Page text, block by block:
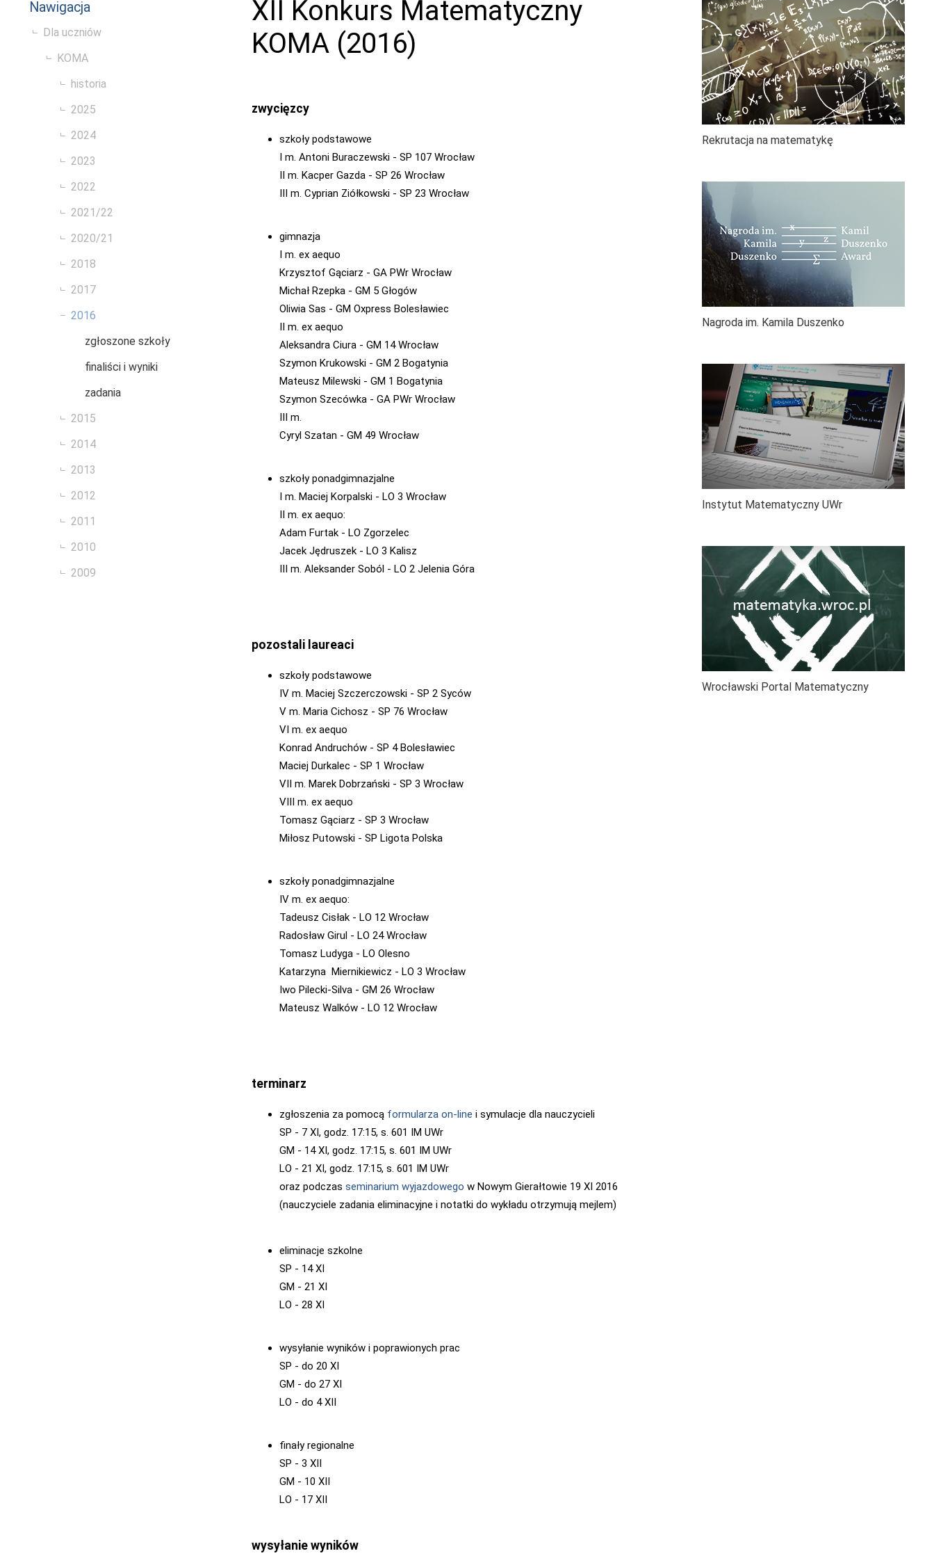
Nawigacja
Dla uczniów
KOMA
historia
2025
2024
2023
2022
2021/22
2020/21
2018
2017
2016
zgłoszone szkoły
finaliści i wyniki
zadania
2015
2014
2013
2012
2011
2010
2009
XII Konkurs Matematyczny
KOMA (2016)
zwycięzcy
szkoły podstawowe
I m. Antoni Buraczewski - SP 107 Wrocław
II m. Kacper Gazda - SP 26 Wrocław
III m. Cyprian Ziółkowski - SP 23 Wrocław
gimnazja
I m. ex aequo
Krzysztof Gąciarz - GA PWr Wrocław
Michał Rzepka - GM 5 Głogów
Oliwia Sas - GM Oxpress Bolesławiec
II m. ex aequo
Aleksandra Ciura - GM 14 Wrocław
Szymon Krukowski - GM 2 Bogatynia
Mateusz Milewski - GM 1 Bogatynia
Szymon Szecówka - GA PWr Wrocław
III m.
Cyryl Szatan - GM 49 Wrocław
szkoły ponadgimnazjalne
I m. Maciej Korpalski - LO 3 Wrocław
II m. ex aequo:
Adam Furtak - LO Zgorzelec
Jacek Jędruszek - LO 3 Kalisz
III m. Aleksander Soból - LO 2 Jelenia Góra
pozostali laureaci
szkoły podstawowe
IV m. Maciej Szczerczowski - SP 2 Syców
V m. Maria Cichosz - SP 76 Wrocław
VI m. ex aequo
Konrad Andruchów - SP 4 Bolesławiec
Maciej Durkalec - SP 1 Wrocław
VII m. Marek Dobrzański - SP 3 Wrocław
VIII m. ex aequo
Tomasz Gąciarz - SP 3 Wrocław
Miłosz Putowski - SP Ligota Polska
szkoły ponadgimnazjalne
IV m. ex aequo:
Tadeusz Cisłak - LO 12 Wrocław
Radosław Girul - LO 24 Wrocław
Tomasz Ludyga - LO Olesno
Katarzyna Miernikiewicz - LO 3 Wrocław
Iwo Pilecki-Silva - GM 26 Wrocław
Mateusz Walków - LO 12 Wrocław
terminarz
zgłoszenia za pomocą formularza on-line i symulacje dla nauczycieli
SP - 7 XI, godz. 17:15, s. 601 IM UWr
GM - 14 XI, godz. 17:15, s. 601 IM UWr
LO - 21 XI, godz. 17:15, s. 601 IM UWr
oraz podczas seminarium wyjazdowego w Nowym Gierałtowie 19 XI 2016
(nauczyciele zadania eliminacyjne i notatki do wykładu otrzymują mejlem)
eliminacje szkolne
SP - 14 XI
GM - 21 XI
LO - 28 XI
wysyłanie wyników i poprawionych prac
SP - do 20 XI
GM - do 27 XI
LO - do 4 XII
finały regionalne
SP - 3 XII
GM - 10 XII
LO - 17 XII
wysyłanie wyników
Rekrutacja na matematykę
Nagroda im. Kamila Duszenko
Instytut Matematyczny UWr
Wrocławski Portal Matematyczny